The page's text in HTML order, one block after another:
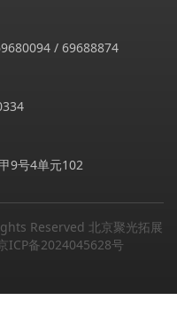
/ 69688874
9号4单元102
Reserved 北京聚光拓展
ICP备2024045628号